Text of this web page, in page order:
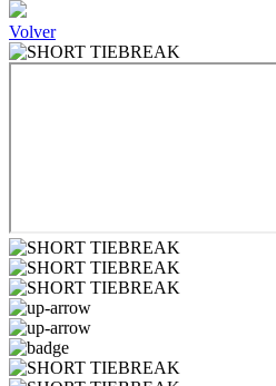
Volver